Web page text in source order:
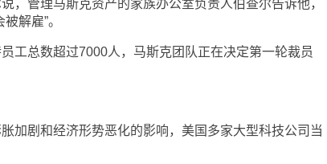
，管理马斯克资产的家族办公室负责人伯查尔告诉他，
解雇”。
工总数超过7000人，马斯克团队正在决定第一轮裁员
加剧和经济形势恶化的影响，美国多家大型科技公司当